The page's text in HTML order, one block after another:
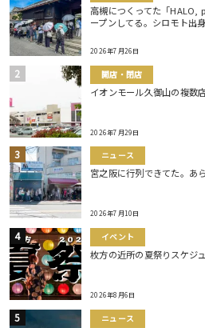
高槻につくってた「HALO,
ープンしてる。シロモト出
2026年7月26日
開店・閉店
イオンモール久御山の複数
2026年7月29日
ニュース
宮之阪に行列できてた。あ
2026年7月10日
イベント
枚方の近所の夏祭りスケジ
2026年8月6日
ニュース